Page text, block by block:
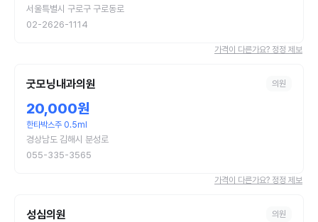
서울특별시 구로구 구로동로
02-2626-1114
가격이 다른가요? 정정 제보
굿모닝내과의원 의원
20,000원
한타박스주 0.5ml
경상남도 김해시 분성로
055-335-3565
가격이 다른가요? 정정 제보
성심의원 의원